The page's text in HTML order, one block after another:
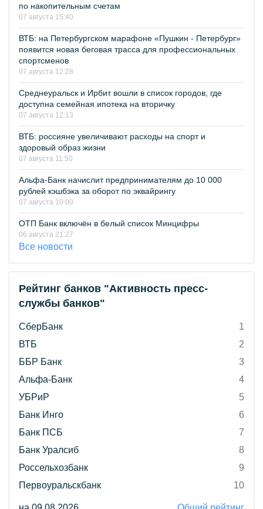
по накопительным счетам
07 августа 15:40
ВТБ: на Петербургском марафоне «Пушкин - Петербург»
появится новая беговая трасса для профессиональных
спортсменов
07 августа 12:28
Среднеуральск и Ирбит вошли в список городов, где
доступна семейная ипотека на вторичку
07 августа 12:13
ВТБ: россияне увеличивают расходы на спорт и
здоровый образ жизни
07 августа 11:50
Альфа-Банк начислит предпринимателям до 10 000
рублей кэшбэка за оборот по эквайрингу
07 августа 10:00
ОТП Банк включён в белый список Минцифры
06 августа 21:27
Все новости
Рейтинг банков "Активность пресс-
службы банков"
СберБанк
1
ВТБ
2
ББР Банк
3
Альфа-Банк
4
УБРиР
5
Банк Инго
6
Банк ПСБ
7
Банк Уралсиб
8
Россельхозбанк
9
Первоуральскбанк
10